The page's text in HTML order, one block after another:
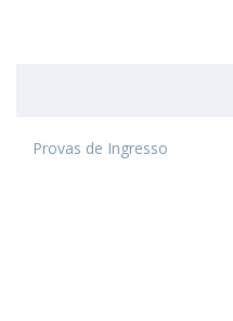
Provas de Ingresso